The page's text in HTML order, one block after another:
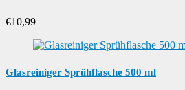
€10,99
Glasreiniger Sprühflasche 500 ml